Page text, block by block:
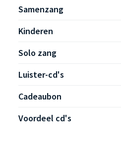
Samenzang
Kinderen
Solo zang
Luister-cd's
Cadeaubon
Voordeel cd's